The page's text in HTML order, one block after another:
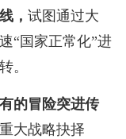
， 试图通过大
“国家正常化”进
。
的冒险突进传
大战略抉择